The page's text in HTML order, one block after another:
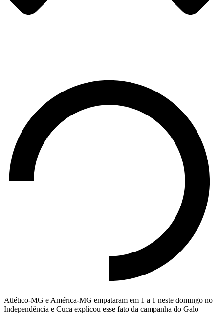
Atlético-MG e América-MG empataram em 1 a 1 neste domingo no
Independência e Cuca explicou esse fato da campanha do Galo